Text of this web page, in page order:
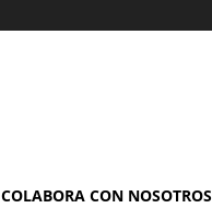
COLABORA CON NOSOTROS